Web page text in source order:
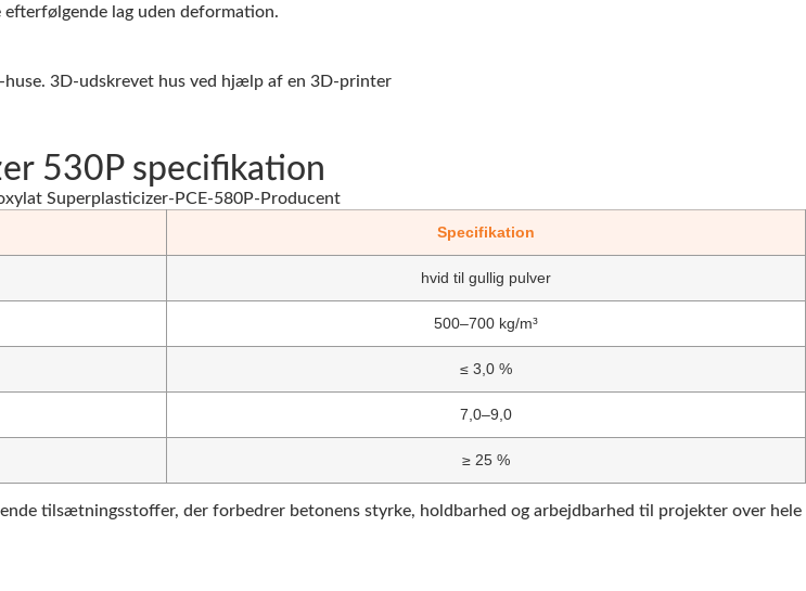
lag uden deformation.
530P specifikation
Specifikation
hvid til gullig pulver
500–700 kg/m³
≤ 3,0 %
7,0–9,0
≥ 25 %
tilsætningsstoffer, der forbedrer betonens styrke, holdbarhed og arbejdbarhed til projekter over hele